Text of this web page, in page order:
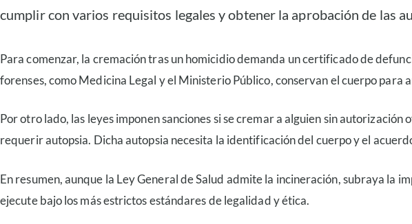
cumplir con varios requisitos legales y obtener la aprobación de las
Para comenzar, la cremación tras un homicidio demanda un certificado de
forenses, como Medicina Legal y el Ministerio Público, conservan el cuerpo para
Por otro lado, las leyes imponen sanciones si se cremar a alguien sin
requerir autopsia. Dicha autopsia necesita la identificación del cuerpo y el
En resumen, aunque la Ley General de Salud admite la incineración, subraya la
ejecute bajo los más estrictos estándares de legalidad y ética.